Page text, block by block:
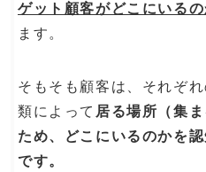
ゲット顧客がどこにいる
ます。
そもそも顧客は、それぞ
類によって 居る場所（集
ため、どこにいるのかを
です。